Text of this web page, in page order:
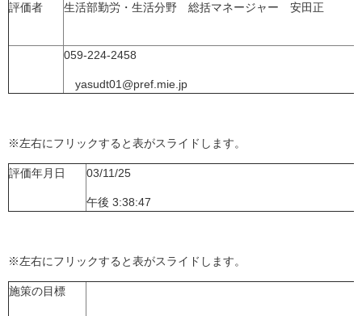
評価者 生活部勤労・生活分野 総括マネージャー 安田正
059-224-2458
yasudt01@pref.mie.jp
※左右にフリックすると表がスライドします。
評価年月日 03/11/25
午後 3:38:47
※左右にフリックすると表がスライドします。
施策の目標